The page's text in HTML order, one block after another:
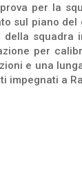
per la
sul piano
della
per
e una
impegnati a